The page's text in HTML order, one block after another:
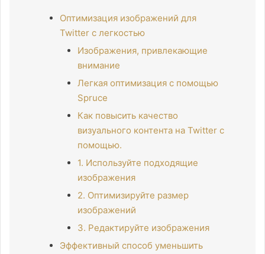
Оптимизация изображений для
Twitter с легкостью
Изображения, привлекающие
внимание
Легкая оптимизация с помощью
Spruce
Как повысить качество
визуального контента на Twitter с
помощью.
1. Используйте подходящие
изображения
2. Оптимизируйте размер
изображений
3. Редактируйте изображения
Эффективный способ уменьшить